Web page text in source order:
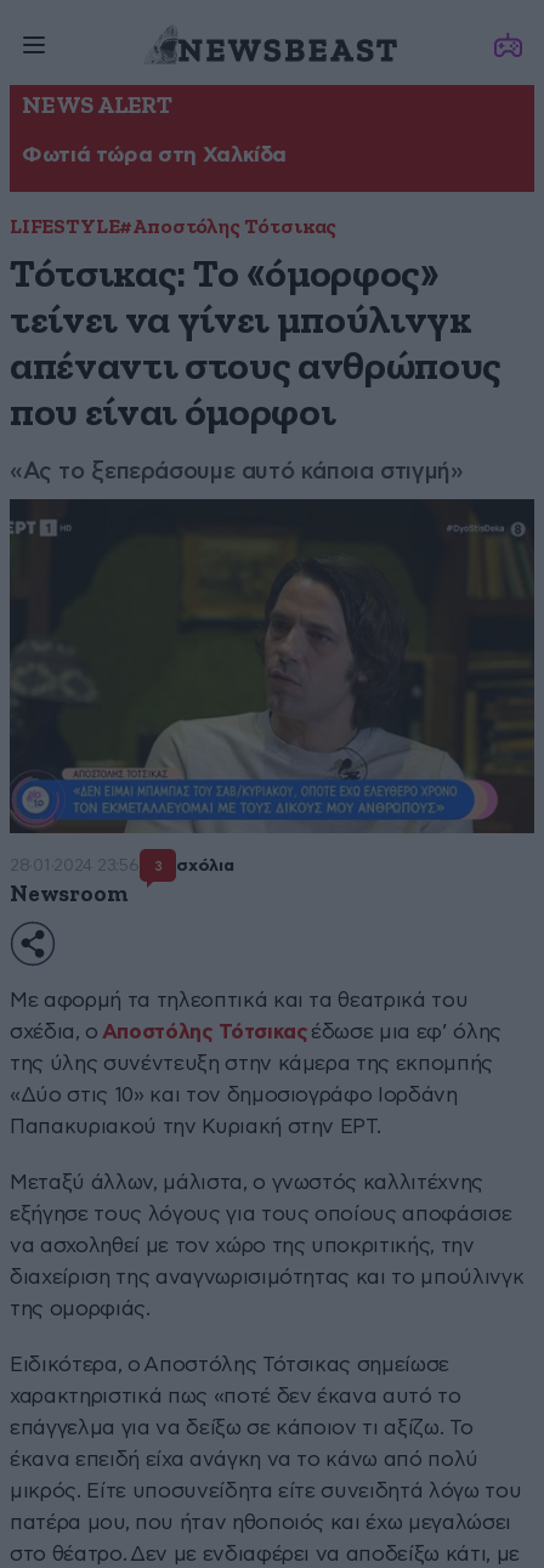
NEWS ALERT
Φωτιά τώρα στη Χαλκίδα
LIFESTYLE#Αποστόλης Τότσικας
Τότσικας: Tο «όμορφος»
τείνει να γίνει μπούλινγκ
απέναντι στους ανθρώπους
που είναι όμορφοι
«Ας το ξεπεράσουμε αυτό κάποια στιγμή»
28·01·2024 23:56 3 σχόλια
Newsroom
Με αφορμή τα τηλεοπτικά και τα θεατρικά του
σχέδια, ο Αποστόλης Τότσικας έδωσε μια εφ’ όλης
της ύλης συνέντευξη στην κάμερα της εκπομπής
«Δύο στις 10» και τον δημοσιογράφο Ιορδάνη
Παπακυριακού την Κυριακή στην ΕΡΤ.
Μεταξύ άλλων, μάλιστα, ο γνωστός καλλιτέχνης
εξήγησε τους λόγους για τους οποίους αποφάσισε
να ασχοληθεί με τον χώρο της υποκριτικής, την
διαχείριση της αναγνωρισιμότητας και το μπούλινγκ
της ομορφιάς.
Ειδικότερα, ο Αποστόλης Τότσικας σημείωσε
χαρακτηριστικά πως «ποτέ δεν έκανα αυτό το
επάγγελμα για να δείξω σε κάποιον τι αξίζω. Το
έκανα επειδή είχα ανάγκη να το κάνω από πολύ
μικρός. Είτε υποσυνείδητα είτε συνειδητά λόγω του
πατέρα μου, που ήταν ηθοποιός και έχω μεγαλώσει
στο θέατρο. Δεν με ενδιαφέρει να αποδείξω κάτι, με